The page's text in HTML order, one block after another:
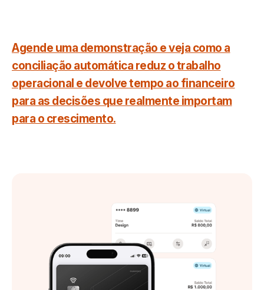
Agende uma demonstração e veja como a
conciliação automática reduz o trabalho
operacional e devolve tempo ao financeiro
para as decisões que realmente importam
para o crescimento.